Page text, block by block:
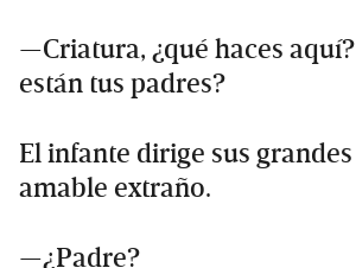
—Criatura, ¿qué haces
están tus padres?
El infante dirige sus
amable extraño.
—¿Padre?